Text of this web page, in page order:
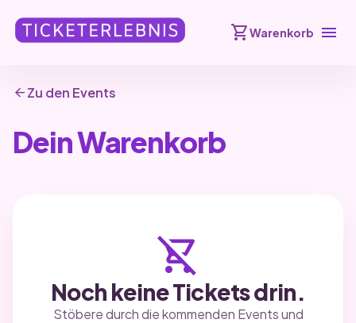
shopping_cartWarenkorb menu
arrow_backZu den Events
Dein Warenkorb
shopping_cart_off
Noch keine Tickets drin.
Stöbere durch die kommenden Events und